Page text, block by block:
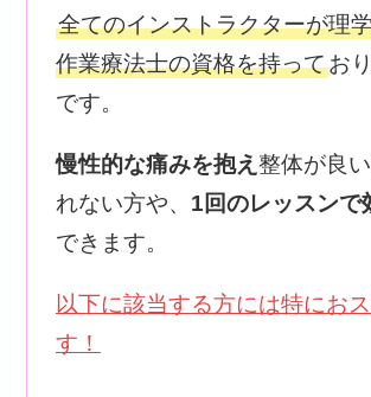
全てのインストラクターが理
作業療法士の資格を持ってお
です。
慢性的な痛みを抱え 整体が良
れない方や、 1回のレッスンで
できます。
以下に該当する方には特にお
す！